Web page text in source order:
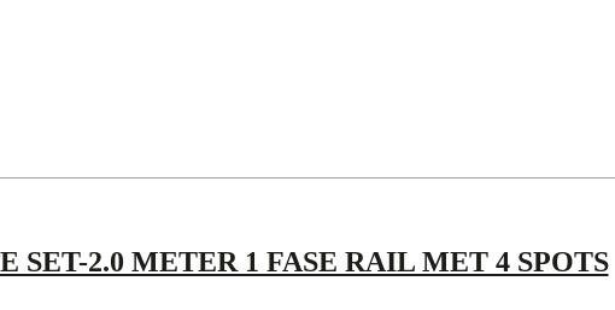
SET-2.0 METER 1 FASE RAIL MET 4 SPOTS